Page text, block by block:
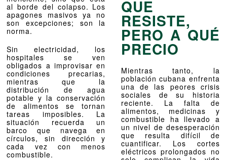
al borde del colapso. Los
apagones masivos ya no
son excepciones; son la
norma.
Sin electricidad, los
hospitales se ven
obligados a improvisar en
condiciones precarias,
mientras que la
distribución de agua
potable y la conservación
de alimentos se tornan
tareas imposibles. La
situación recuerda un
barco que navega en
círculos, sin dirección y
cada vez con menos
combustible.
QUE
RESISTE,
PERO A QUÉ
PRECIO
Mientras tanto, la
población cubana enfrenta
una de las peores crisis
sociales de su historia
reciente. La falta de
alimentos, medicinas y
combustible ha llevado a
un nivel de desesperación
que resulta difícil de
cuantificar. Los cortes
eléctricos prolongados no